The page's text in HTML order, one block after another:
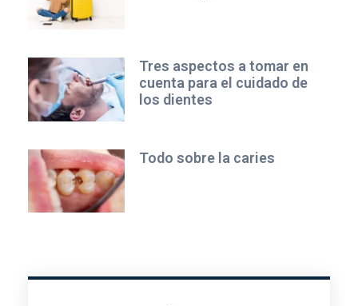
Tres aspectos a tomar en
cuenta para el cuidado de
los dientes
Todo sobre la caries